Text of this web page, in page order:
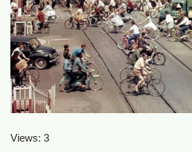
Views: 3